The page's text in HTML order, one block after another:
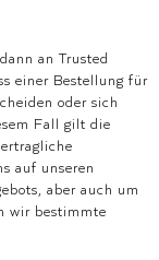
an Trusted
einer Bestellung für
oder sich
Fall gilt die
auf unseren
aber auch um
wir bestimmte